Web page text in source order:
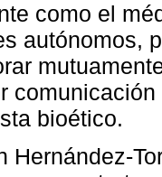
como el
autónomos,
bioético.
Hernández-